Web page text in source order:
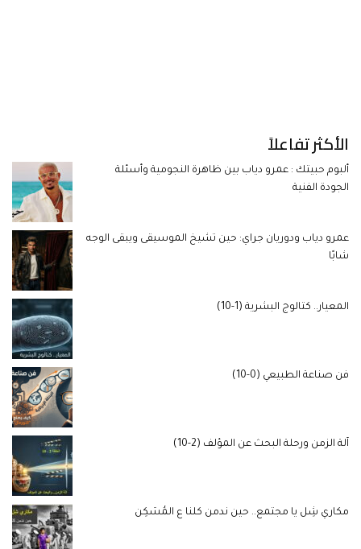
الأكثر تفاعلاً
ألبوم حبيتك : عمرو دياب بين ظاهرة النجومية وأسئلة
الجودة الفنية
عمرو دياب ودوريان جراي: حين تشيخ الموسيقى ويبقى الوجه
شابًا
المعيار.. كتالوج البشرية (1-10)
فن صناعة الطبيعي (0-10)
آلة الزمن ورحلة البحث عن المؤلف (2-10)
مكاري شِل يا مجتمع.. حين ندمن كلنا ع المُسَكِن